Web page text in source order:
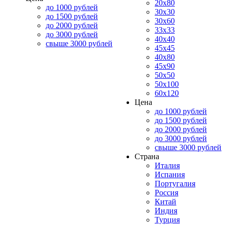
до 1000 рублей
до 1500 рублей
до 2000 рублей
до 3000 рублей
свыше 3000 рублей
20x80
30x30
30x60
33x33
40x40
45x45
40x80
45x90
50x50
50x100
60x120
Цена
до 1000 рублей
до 1500 рублей
до 2000 рублей
до 3000 рублей
свыше 3000 рублей
Страна
Италия
Испания
Португалия
Россия
Китай
Индия
Турция